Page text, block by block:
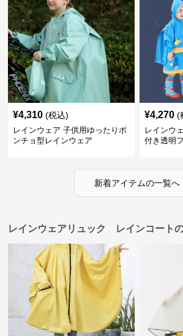
¥4,310 (税込)
レインウェア 子供用ゆったりポ
ンチョ型レインウェア
¥4,270 (
レインウ
付き透明
新着アイテムの一覧へ
レインウェアリュック レインコート